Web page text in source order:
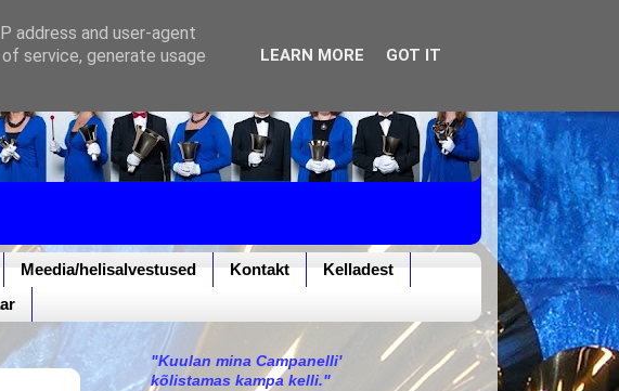
Meedia/helisalvestused Kontakt
Kelladest
"Kuulan mina Campanelli'
kõlistamas kampa kelli."
address and user-agent
service, generate usage
LEARN MORE GOT IT